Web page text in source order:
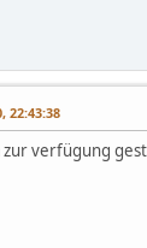
22:43:38
zur verfügung